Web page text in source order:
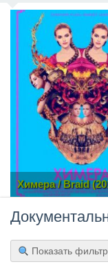
Как я стал
CAMRip 720p
Показать фильтр